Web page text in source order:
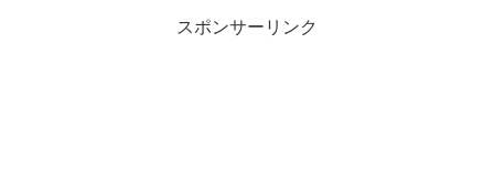
スポンサーリンク